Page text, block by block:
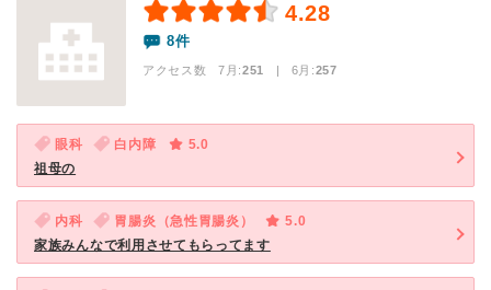
4.28
8件
アクセス数 7月:251 | 6月:257
眼科 白内障
5.0
祖母の
内科 胃腸炎（急性胃腸炎）
5.0
家族みんなで利用させてもらってます